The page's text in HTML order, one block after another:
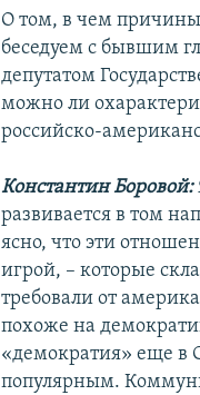
О том, в чем причины
беседуем с бывшим
депутатом
можно ли
российско-
Константин Боровой:
развивается в том
ясно, что эти
игрой, – которые
требовали от
похоже на
«демократия» еще в
популярным.